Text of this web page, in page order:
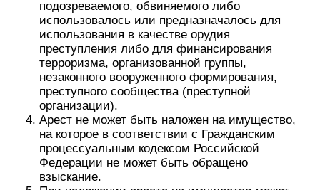
подозреваемого, обвиняемого либо
использовалось или предназначалось для
использования в качестве орудия
преступления либо для финансирования
терроризма, организованной группы,
незаконного вооруженного формирования,
преступного сообщества (преступной
организации).
Арест не может быть наложен на имущество,
на которое в соответствии с Гражданским
процессуальным кодексом Российской
Федерации не может быть обращено
взыскание.